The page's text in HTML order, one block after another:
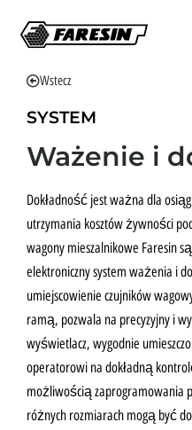
Wstecz
SYSTEM
Ważenie i
Dokładność jest ważna dla
utrzymania kosztów żywności
wagony mieszalnikowe Faresin
elektroniczny system ważenia i
umiejscowienie czujników
ramą, pozwala na precyzyjny i
wyświetlacz, wygodnie
operatorowi na dokładną
możliwością zaprogramowania
różnych rozmiarach mogą być